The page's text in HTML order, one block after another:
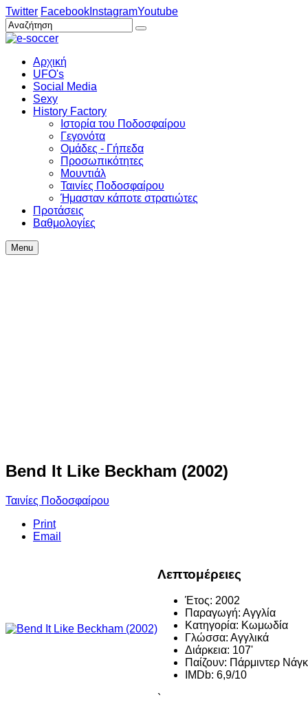
Twitter Facebook InstagramYoutube
Αρχική
UFO's
Social Media
Sexy
History Factory
Ιστορία του Ποδοσφαίρου
Γεγονότα
Ομάδες - Γήπεδα
Προσωπικότητες
Μουντιάλ
Ταινίες Ποδοσφαίρου
Ήμασταν κάποτε στρατιώτες
Προτάσεις
Βαθμολογίες
Menu
Bend It Like Beckham (2002)
Ταινίες Ποδοσφαίρου
Print
Email
Λεπτομέρειες
Έτος: 2002
Παραγωγή: Αγγλία
Κατηγορία: Κωμωδία
Γλώσσα: Αγγλικά
Διάρκεια: 107'
Παίζουν: Πάρμιντερ
IMDb: 6,9/10
`